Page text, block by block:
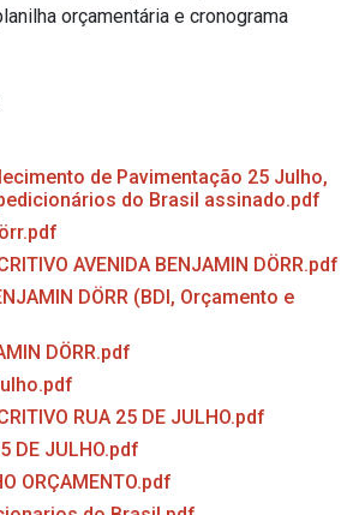
orçamentária e cronograma
de Pavimentação 25 Julho,
do Brasil assinado.pdf
AVENIDA BENJAMIN DÖRR.pdf
DÖRR (BDI, Orçamento e
DÖRR.pdf
RUA 25 DE JULHO.pdf
DE JULHO.pdf
ORÇAMENTO.pdf